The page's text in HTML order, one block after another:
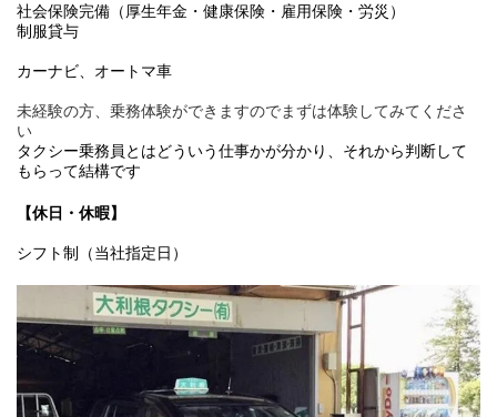
社会保険完備（厚生年金・健康保険・雇用保険・労災）
制服貸与
カーナビ、オートマ車
未経験の方、乗務体験ができますのでまずは体験してみてくださ
い
タクシー乗務員とはどういう仕事かが分かり、それから判断して
もらって結構です
【休日・休暇】
シフト制（当社指定日）